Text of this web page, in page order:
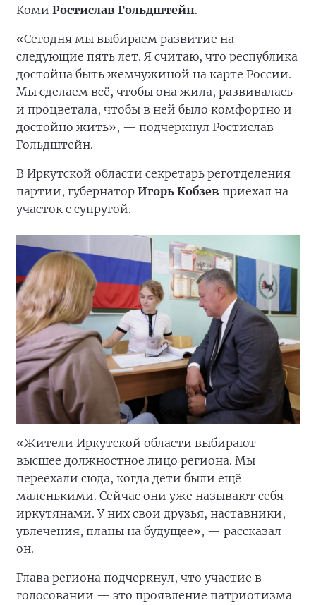
Коми Ростислав Гольдштейн.
«Сегодня мы выбираем развитие на
следующие пять лет. Я считаю, что республика
достойна быть жемчужиной на карте России.
Мы сделаем всё, чтобы она жила, развивалась
и процветала, чтобы в ней было комфортно и
достойно жить», — подчеркнул Ростислав
Гольдштейн.
В Иркутской области секретарь реготделения
партии, губернатор Игорь Кобзев приехал на
участок с супругой.
«Жители Иркутской области выбирают
высшее должностное лицо региона. Мы
переехали сюда, когда дети были ещё
маленькими. Сейчас они уже называют себя
иркутянами. У них свои друзья, наставники,
увлечения, планы на будущее», — рассказал
он.
Глава региона подчеркнул, что участие в
голосовании — это проявление патриотизма